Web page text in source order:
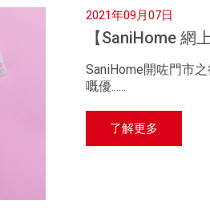
2021年09月07日
【SaniHome 網
SaniHome開咗門市
嘅優......
了解更多